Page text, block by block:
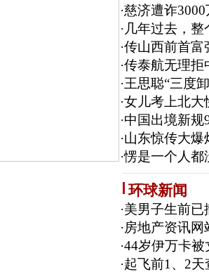
·慈济遭诈
· 几年过去，
·传山西前首富
·传泰航无理拒
·王思聪“三度
·女儿考上北大
·中国出境新规
·山东惊传大爆
·愣是一个人都
环球新闻
·美男子生前已
·房地产资讯
·44岁伊万卡被
·起飞前1、2